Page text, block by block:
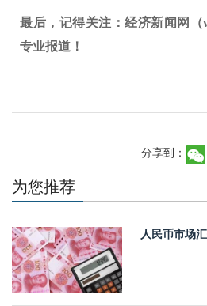
最后，记得关注：经济新闻网（
专业报道！
分享到：
为您推荐
人民币市场